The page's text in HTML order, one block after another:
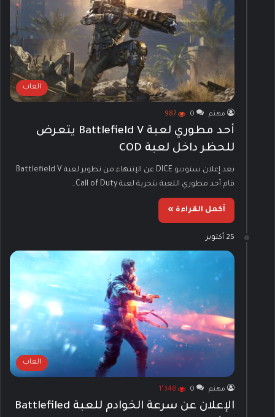
العاب
مهتم 0
987
أحد مطوري لعبة Battlefield V يتعرض
للحظر داخل لعبة COD
بعد إعلان ستوديو DICE عن الإنتهاء من تطوير لعبة Battlefield V
قام أحد مطوري اللعبة بتجربة لعبة Call of Duty…
أكمل القراءة »
25 أكتوبر
العاب
مهتم 0 1٬348
الإعلان عن سرعة الخوادم للعبة Battlefiled